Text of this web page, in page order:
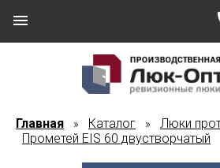
Главная » Каталог » Люки
Прометей EIS 60 двустворчатый